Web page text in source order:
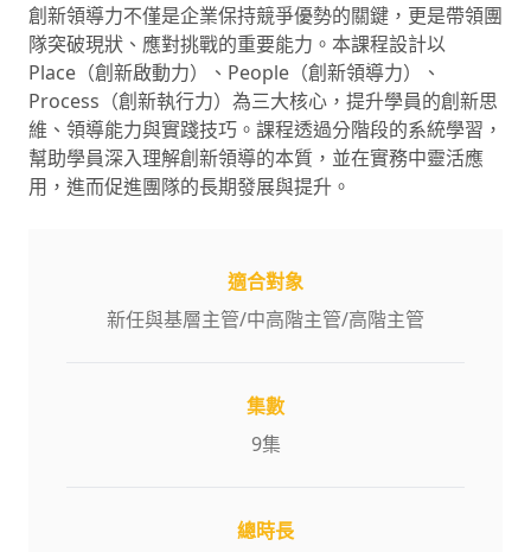
創新領導力不僅是企業保持競爭優勢的關鍵，更是帶領團
隊突破現狀、應對挑戰的重要能力。本課程設計以
Place（創新啟動力）、People（創新領導力）、
Process（創新執行力）為三大核心，提升學員的創新思
維、領導能力與實踐技巧。課程透過分階段的系統學習，
幫助學員深入理解創新領導的本質，並在實務中靈活應
用，進而促進團隊的長期發展與提升。
適合對象
新任與基層主管/中高階主管/高階主管
集數
9集
總時長